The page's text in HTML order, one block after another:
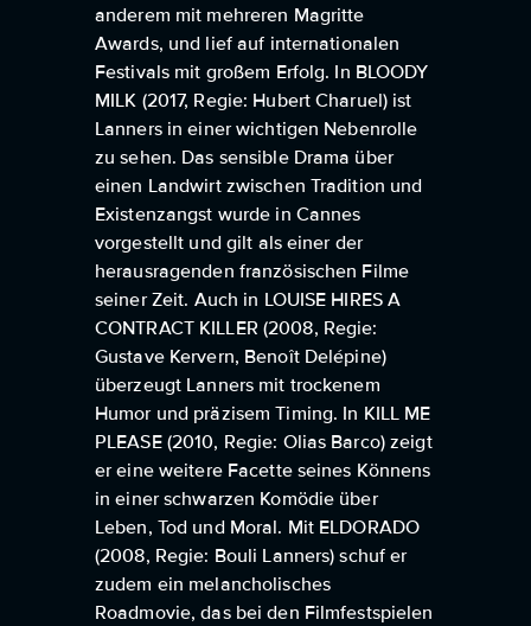
anderem mit mehreren Magritte
Awards, und lief auf internationalen
Festivals mit großem Erfolg. In BLOODY
MILK (2017, Regie: Hubert Charuel) ist
Lanners in einer wichtigen Nebenrolle
zu sehen. Das sensible Drama über
einen Landwirt zwischen Tradition und
Existenzangst wurde in Cannes
vorgestellt und gilt als einer der
herausragenden französischen Filme
seiner Zeit. Auch in LOUISE HIRES A
CONTRACT KILLER (2008, Regie:
Gustave Kervern, Benoît Delépine)
überzeugt Lanners mit trockenem
Humor und präzisem Timing. In KILL ME
PLEASE (2010, Regie: Olias Barco) zeigt
er eine weitere Facette seines Könnens
in einer schwarzen Komödie über
Leben, Tod und Moral. Mit ELDORADO
(2008, Regie: Bouli Lanners) schuf er
zudem ein melancholisches
Roadmovie, das bei den Filmfestspielen